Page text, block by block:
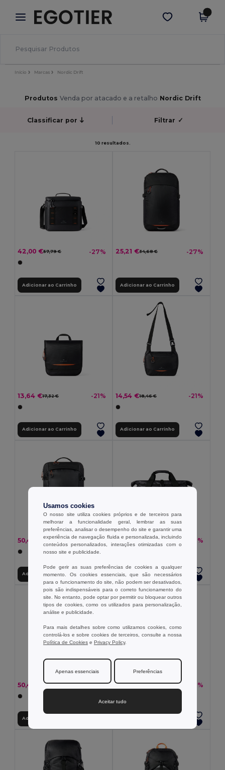
× App Egotier
Melhores preços na app!
Obter app
Início Marcas Nordic Drift
Produtos Venda por atacado e a retalho Nordic Drift
Classificar por Filtrar ✓
10 resultados.
42,00 €57,79 € -27%
Adicionar ao Carrinho
25,21 €34,68 € -27%
Adicionar ao Carrinho
13,64 €17,32 € -21%
Adicionar ao Carrinho
14,54 €18,46 € -21%
Adicionar ao Carrinho
50,42 € 69,35 € -27%
Adicionar ao Carrinho
50,45 € -27%
Adicionar ao Carrinho
50,45 € 69,40 € -27%
Adicionar ao Carrinho
25,21 €34,68 € -27%
Usamos cookies
O nosso site utiliza cookies próprios e de terceiros para
melhorar a funcionalidade geral, lembrar as suas
preferências, analisar o desempenho do site e garantir uma
experiência de navegação fluida e personalizada, incluindo
conteúdos personalizados, interações otimizadas com o
nosso site e publicidade.
Pode gerir as suas preferências de cookies a qualquer
momento. Os cookies essenciais, que são necessários
para o funcionamento do site, não podem ser desativados,
pois são indispensáveis para o correto funcionamento do
site. No entanto, pode optar por permitir ou bloquear outros
tipos de cookies, como os utilizados para personalização,
análise e publicidade.
Para mais detalhes sobre como utilizamos cookies, como
controlá-los e sobre cookies de terceiros, consulte a nossa
Política de Cookies e Privacy Policy.
Apenas essenciais Preferências
Aceitar tudo